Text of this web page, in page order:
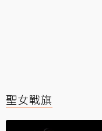
聖女戰旗